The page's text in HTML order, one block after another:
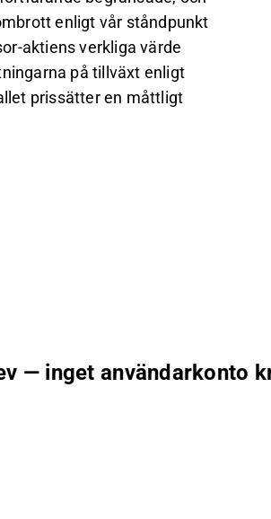
enligt vår ståndpunkt
aktiens verkliga värde
på tillväxt enligt
prissätter en måttligt
— inget användarkonto